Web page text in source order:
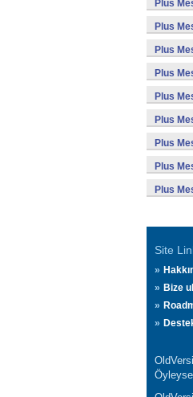
Plus
Plus
Plus
Plus
Plus
Plus
Plus
Plus
Plus
Site
Bize